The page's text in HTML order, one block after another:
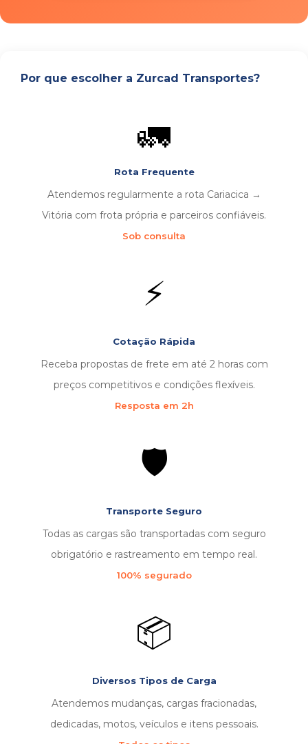
Por que escolher a Zurcad Transportes?
🚛
Rota Frequente
Atendemos regularmente a rota Cariacica →
Vitória com frota própria e parceiros confiáveis.
Sob consulta
⚡
Cotação Rápida
Receba propostas de frete em até 2 horas com
preços competitivos e condições flexíveis.
Resposta em 2h
🛡️
Transporte Seguro
Todas as cargas são transportadas com seguro
obrigatório e rastreamento em tempo real.
100% segurado
📦
Diversos Tipos de Carga
Atendemos mudanças, cargas fracionadas,
dedicadas, motos, veículos e itens pessoais.